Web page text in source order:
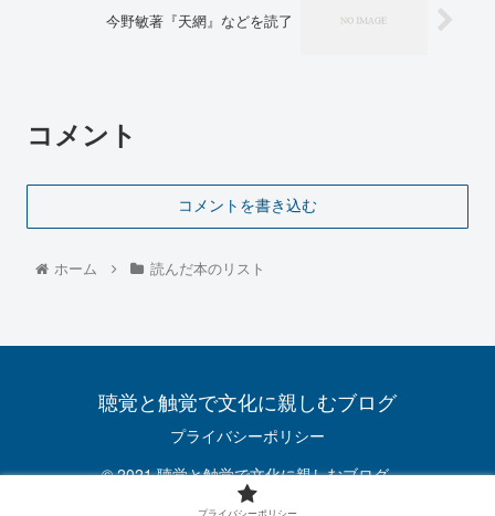
今野敏著『天網』などを読了
コメント
コメントを書き込む
ホーム 読んだ本のリスト
聴覚と触覚で文化に親しむブログ
プライバシーポリシー
© 2021 聴覚と触覚で文化に親しむブログ.